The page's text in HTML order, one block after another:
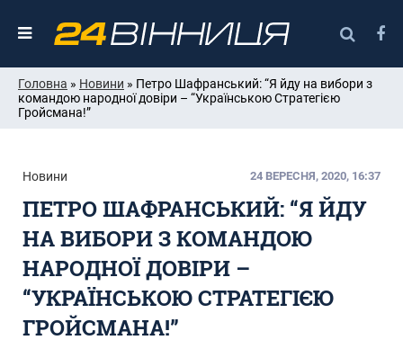
Головна » Новини » Петро Шафранський: “Я йду на вибори з
командою народної довіри – “Українською Стратегією
Гройсмана!”
Новини 24 ВЕРЕСНЯ, 2020, 16:37
ПЕТРО ШАФРАНСЬКИЙ: “Я ЙДУ
НА ВИБОРИ З КОМАНДОЮ
НАРОДНОЇ ДОВІРИ –
“УКРАЇНСЬКОЮ СТРАТЕГІЄЮ
ГРОЙСМАНА!”